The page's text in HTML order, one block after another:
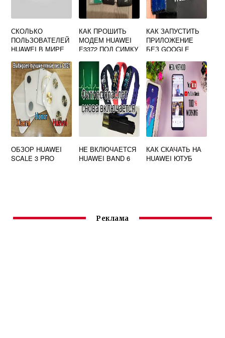
СКОЛЬКО
ПОЛЬЗОВАТЕЛЕЙ
HUAWEI В МИРЕ
КАК ПРОШИТЬ
МОДЕМ HUAWEI
E3372 ПОД СИМКУ
КАК ЗАПУСТИТЬ
ПРИЛОЖЕНИЕ
БЕЗ GOOGLE
HUAWEI
ОБЗОР HUAWEI
SCALE 3 PRO
НЕ ВКЛЮЧАЕТСЯ
HUAWEI BAND 6
КАК СКАЧАТЬ НА
HUAWEI ЮТУБ
Реклама